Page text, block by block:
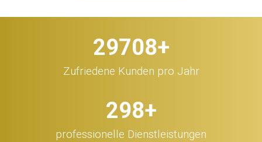
30.000+
Zufriedene Kunden pro Jahr
300+
professionelle Dienstleistungen